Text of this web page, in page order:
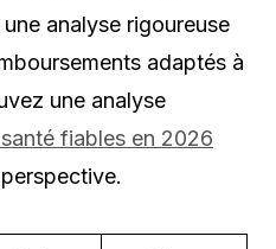
analyse rigoureuse
adaptés à
une analyse
fiables en 2026